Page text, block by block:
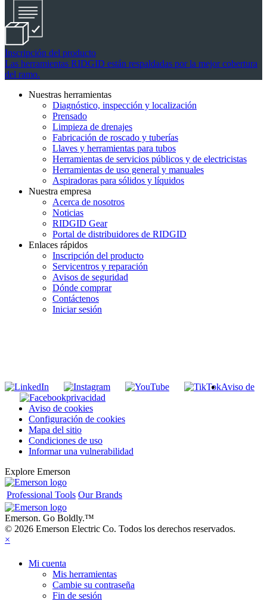
Inscripción del producto
Las herramientas RIDGID están respaldadas por la mejor cobertura
del ramo.
Nuestras herramientas
Diagnóstico, inspección y localización
Prensado
Limpieza de drenajes
Fabricación de roscado y tuberías
Llaves y herramientas para tubos
Herramientas de servicios públicos y de electricistas
Herramientas de uso general y manuales
Aspiradoras para sólidos y líquidos
Nuestra empresa
Acerca de nosotros
Noticias
RIDGID Gear
Portal de distribuidores de RIDGID
Enlaces rápidos
Inscripción del producto
Servicentros y reparación
Avisos de seguridad
Dónde comprar
Contáctenos
Iniciar sesión
Aviso de
privacidad
Aviso de cookies
Configuración de cookies
Mapa del sitio
Condiciones de uso
Informar una vulnerabilidad
Explore Emerson
Professional Tools Our Brands
Emerson. Go Boldly.™
© 2026 Emerson Electric Co. Todos los derechos reservados.
×
Mi cuenta
Mis herramientas
Cambie su contraseña
Fin de sesión